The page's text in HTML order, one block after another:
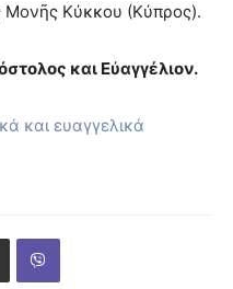
Μονῆς Κύκκου (Κύπρος).
και Εὐαγγέλιον.
και ευαγγελικά